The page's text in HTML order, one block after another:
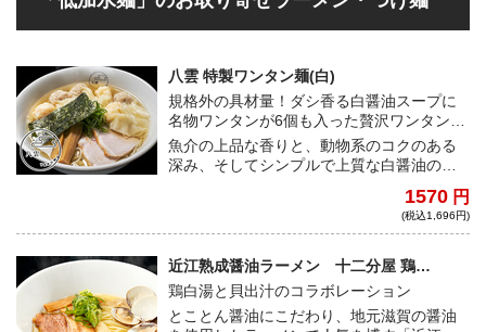
八雲 特製ワンタン麺(白)
規格外の具材量！ダシ香る白醤油スープに
名物ワンタンが6個も入った贅沢ワンタン
麺！
魚介の上品な香りと、動物系のコクのある
深み、そしてシンプルで上質な白醤油の味
若干硬めがお薦め。絶品のぷりぷり海老＆
ジュｰシｰ肉のワンタンが合計6個も入ったな
1570 円
(税込1,696円)
近江熟成醤油ラーメン 十二分屋 鶏
KOHAKU（鶏ガラ・昆布・貝出汁）
鶏白湯と貝出汁のコラボレーション
とことん醤油にこだわり、地元滋賀の醤油